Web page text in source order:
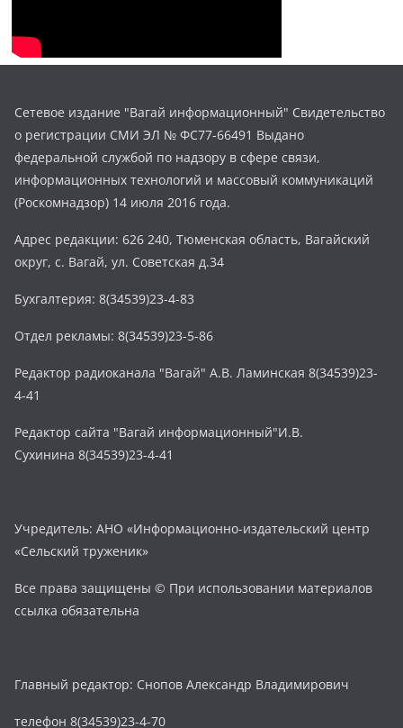
Сетевое издание "Вагай информационный" Свидетельство
о регистрации СМИ ЭЛ № ФС77-66491 Выдано
федеральной службой по надзору в сфере связи,
информационных технологий и массовый коммуникаций
(Роскомнадзор) 14 июля 2016 года.
Адрес редакции: 626 240, Тюменская область, Вагайский
округ, с. Вагай, ул. Советская д.34
Бухгалтерия: 8(34539)23-4-83
Отдел рекламы: 8(34539)23-5-86
Редактор радиоканала "Вагай" А.В. Ламинская 8(34539)23-
4-41
Редактор сайта "Вагай информационный"И.В.
Сухинина 8(34539)23-4-41
Учредитель: АНО «Информационно-издательский центр
«Сельский труженик»
Все права защищены © При использовании материалов
ссылка обязательна
Главный редактор: Снопов Александр Владимирович
телефон 8(34539)23-4-70